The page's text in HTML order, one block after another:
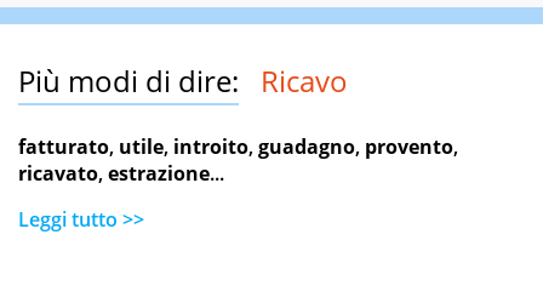
Più modi di dire: Ricavo
fatturato, utile, introito,guadagno, provento,
ricavato,estrazione...
Leggi tutto >>